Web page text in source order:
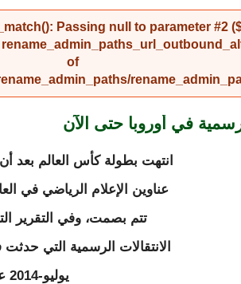
Passing null to parameter #2
of
في أوروبا حتى الآن
انتهت بطولة كأس العالم
عناوين الإعلام الرياضي في
تتم بصمت، وفي التقرير
يوليو-2014 علماً أن الموق